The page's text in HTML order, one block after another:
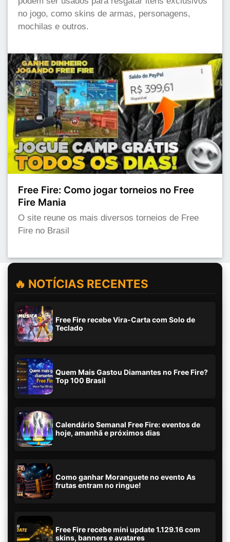
no jogo, como skins de armas, personagens,
mochilas e outros.
Free Fire: Como jogar torneios no Free
Fire Mania
O site reune os mais diversos torneios de Free
Fire no Brasil
🔥 NOTÍCIAS RECENTES
Free Fire recebe Vira-Carta com Solo de
Teclado
Quem Mais Gastou Diamantes no Free Fire?
Top 100 Brasil
Calendário Semanal Free Fire: eventos de
hoje, amanhã e próximos dias
Como ganhar Moranguete no evento As
frutas entram no ringue!
Free Fire recebe mini update 1.129.16 com
skins, banners e avatares